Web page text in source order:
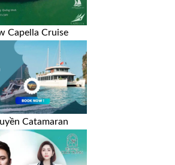
Capella Cruise
Catamaran